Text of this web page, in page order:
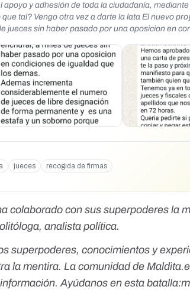
apoyo y adhesión de toda la ciudadanía,
sin haber pasado por una oposicion en
pero justas a las que todos nos hemos
otra entre jueces y fiscales LAS MIL Y UNA
civil. A toda persona preocupada por esta
que te la paso y próximamente un
con nombres y apellidos que nos apoyan
tengas en tu agenda. Queremos la maxima
que se pueda. De la miseria economica
rápida. Los jueces toman decisiones diarias
ocupe ese puesto sea por merito y esfuerzo,
es justa. ¿Como puedes ayudar? Por lo pronto
redes (próximamente habrá una pagina en x y
contacten con alguno de los firmantes del
jueces
recogida de firmas
colaborado con sus superpoderes la
analista política.
superpoderes, conocimientos y
la mentira. La comunidad de
Ayúdanos en esta batalla: